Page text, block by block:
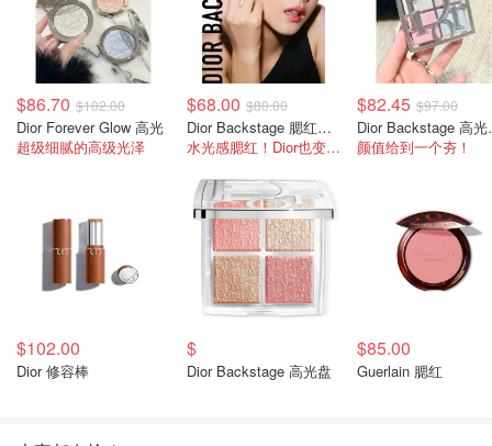
$86.70 $102.00
Dior Forever Glow 高光
超级细腻的高级光泽
$68.00 $80.00
Dior Backstage 腮红棒 多色号
水光感腮红！Dior也变韩了～
$82.45 $97.00
Dior
颜值给到一个夯！
$102.00
Dior 修容棒
$
Dior Backstage 高光盘
$85.00
Guerlain 腮红